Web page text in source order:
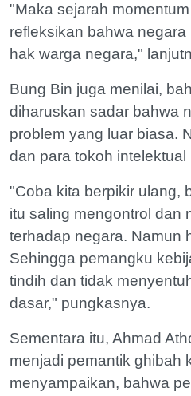
"Maka sejarah
refleksikan bahwa
hak warga negara,"
Bung Bin juga menilai,
diharuskan sadar bahwa
problem yang luar biasa.
dan para tokoh intelektual
"Coba kita berpikir ulang,
itu saling mengontrol dan
terhadap negara. Namun
Sehingga pemangku
tindih dan tidak
dasar," pungkasnya.
Sementara itu, Ahmad
menjadi pemantik ghibah
menyampaikan, bahwa